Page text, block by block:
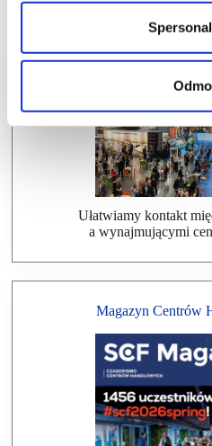
Ułatwiamy kontakt
a wynajmującymi
Magazyn Centrów